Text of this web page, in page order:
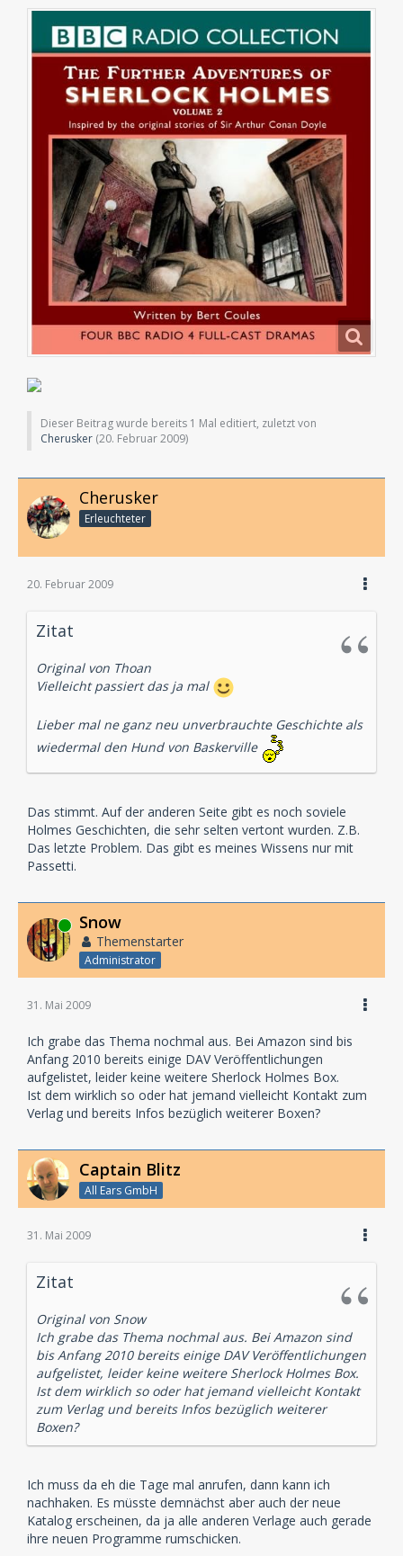
Dieser Beitrag wurde bereits 1 Mal editiert, zuletzt von
Cherusker (20. Februar 2009)
Cherusker
Erleuchteter
20. Februar 2009
Zitat
Original von Thoan
Vielleicht passiert das ja mal
Lieber mal ne ganz neu unverbrauchte Geschichte als
wiedermal den Hund von Baskerville
Das stimmt. Auf der anderen Seite gibt es noch soviele
Holmes Geschichten, die sehr selten vertont wurden. Z.B.
Das letzte Problem. Das gibt es meines Wissens nur mit
Passetti.
Online Snow
Themenstarter
Administrator
31. Mai 2009
Ich grabe das Thema nochmal aus. Bei Amazon sind bis
Anfang 2010 bereits einige DAV Veröffentlichungen
aufgelistet, leider keine weitere Sherlock Holmes Box.
Ist dem wirklich so oder hat jemand vielleicht Kontakt zum
Verlag und bereits Infos bezüglich weiterer Boxen?
Captain Blitz
All Ears GmbH
31. Mai 2009
Zitat
Original von Snow
Ich grabe das Thema nochmal aus. Bei Amazon sind
bis Anfang 2010 bereits einige DAV Veröffentlichungen
aufgelistet, leider keine weitere Sherlock Holmes Box.
Ist dem wirklich so oder hat jemand vielleicht Kontakt
zum Verlag und bereits Infos bezüglich weiterer
Boxen?
Ich muss da eh die Tage mal anrufen, dann kann ich
nachhaken. Es müsste demnächst aber auch der neue
Katalog erscheinen, da ja alle anderen Verlage auch gerade
ihre neuen Programme rumschicken.